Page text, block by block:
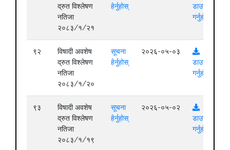
द्रुत विश्लेषण
नतिजा
२०८३/१/२१
हेर्नुहोस्
डाउनलोड
गर्नुहोस्
९२
विषादी अवशेष
द्रुत विश्लेषण
नतिजा
२०८३/१/२०
सूचना
हेर्नुहोस्
२०२६-०५-०३
डाउनलोड
गर्नुहोस्
९३
विषादी अवशेष
द्रुत विश्लेषण
नतिजा
२०८३/१/१९
सूचना
हेर्नुहोस्
२०२६-०५-०२
डाउनलोड
गर्नुहोस्